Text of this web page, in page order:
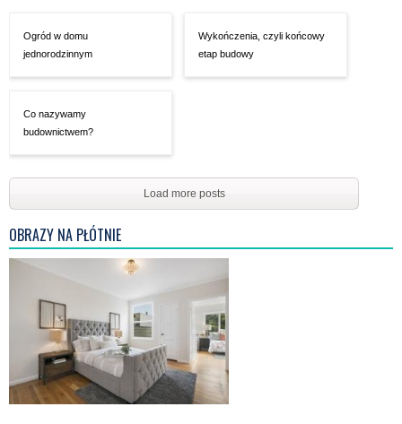
Ogród w domu
jednorodzinnym
Co nazywamy
budownictwem?
Wykończenia, czyli końcowy
etap budowy
Load more posts
OBRAZY NA PŁÓTNIE